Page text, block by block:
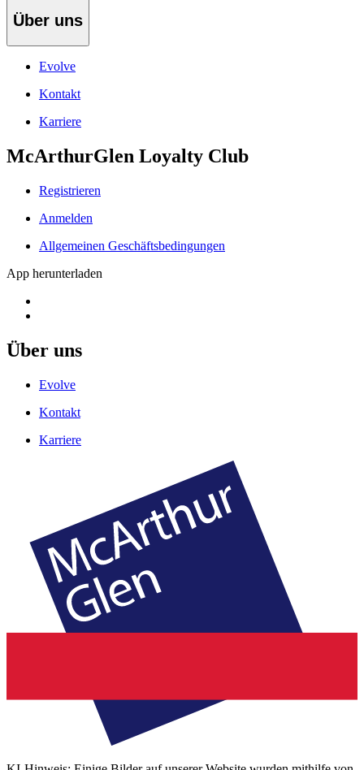
Über uns
Evolve
Kontakt
Karriere
McArthurGlen Loyalty Club
Registrieren
Anmelden
Allgemeinen Geschäftsbedingungen
App herunterladen
Über uns
Evolve
Kontakt
Karriere